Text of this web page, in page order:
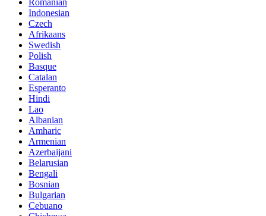
Indonesian
Czech
Afrikaans
Swedish
Polish
Basque
Catalan
Esperanto
Hindi
Lao
Albanian
Amharic
Armenian
Azerbaijani
Belarusian
Bengali
Bosnian
Bulgarian
Cebuano